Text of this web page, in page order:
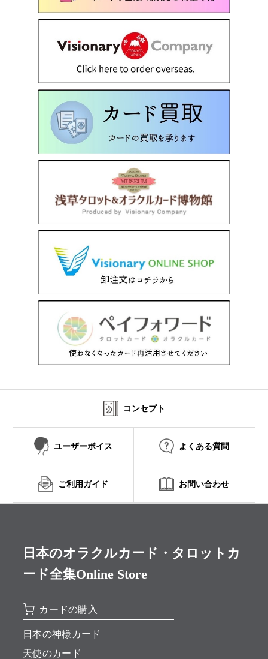
コンセプト
ユーザーボイス よくある質問
ご利用ガイド お問い合わせ
日本のオラクルカード・タロットカ
ード全集Online Store
カードの購入
日本の神様カード
天使のカード